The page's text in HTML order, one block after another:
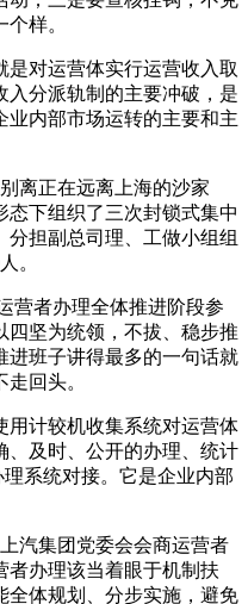
样。
对运营体实行运营收入取
入分派轨制的主要冲破，是
业内部市场运转的主要和主
离正在远离上海的沙家
下组织了三次封锁式集中
担副总司理、工做小组组
。
者办理全体推进阶段参
四坚为统领，不拔、稳步推
进班子讲得最多的一句话就
回头。
计较机收集系统对运营体
、及时、公开的办理、统计
系统对接。它是企业内部
集团党委会会商运营者
者办理该当着眼于机制扶
全体规划、分步实施，避免